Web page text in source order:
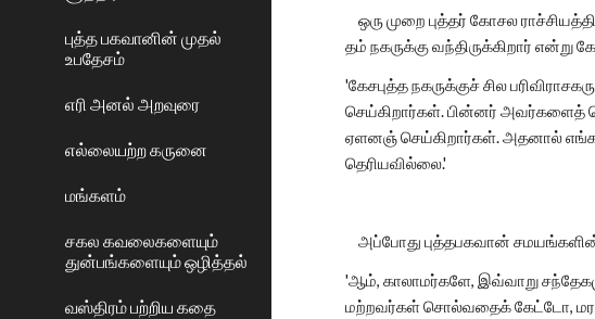
புத்த பகவானின் முதல்
உபதேசம்
எரி அனல் அறவுரை
எல்லையற்ற கருனை
மங்களம்
சகல கவலைகளையும்
துன்பங்களையும் ஒழித்தல்
வஸ்திரம் பற்றிய கதை
ஒரு முறை புத்தர் கோசல
தம் நகருக்கு வந்திருக்கிறார் என்று
'கேசபுத்த நகருக்குச் சில
செய்கிறார்கள். பின்னர் அவர்களைத்
ஏளனஞ் செய்கிறார்கள். அதனால்
தெரியவில்லை.'
அப்போது புத்தபகவான்
'ஆம், காலாமர்களே, இவ்வாறு
மற்றவர்கள் சொல்வதைக் கேட்டோ,